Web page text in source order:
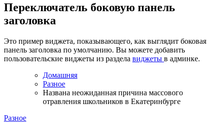
Переключатель боковую панель
заголовка
Это пример виджета, показывающего, как выглядит боковая
панель заголовка по умолчанию. Вы можете добавить
пользовательские виджеты из раздела виджеты в админке.
Домашняя
Разное
Названа неожиданная причина массового
отравления школьников в Екатеринбурге
Разное